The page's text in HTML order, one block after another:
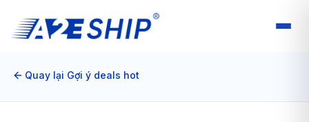
Quay lại Gợi ý deals hot